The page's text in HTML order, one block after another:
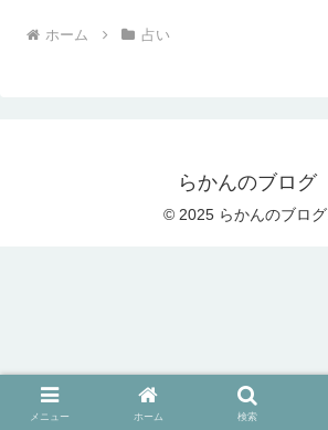
ホーム 占い
らかんのブログ
© 2025 らかんのブログ.
メニュー ホーム 検索